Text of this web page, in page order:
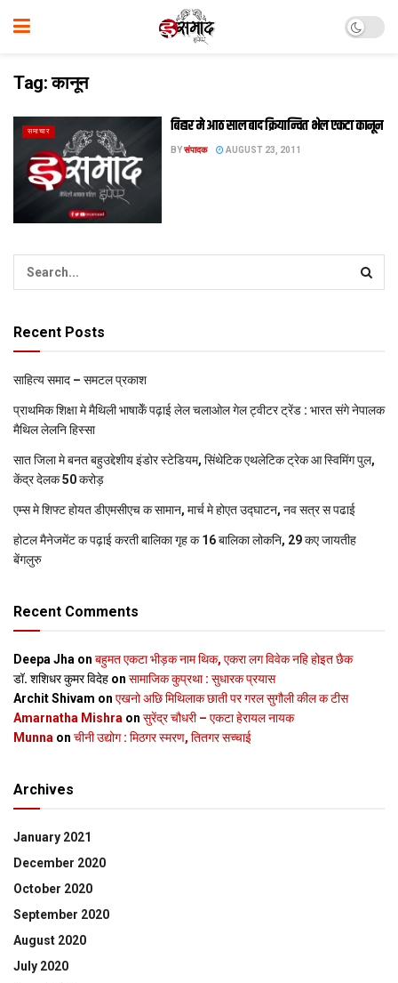
Tag:कानून
समाचार बिहार मे आठ साल बाद क्रियान्वित भेल एकटा कानून
BYसंपादक AUGUST 23, 2011
Recent Posts
साहित्य समाद – समटल प्रकाश
प्राथमिक शि‍क्षा मे मैथि‍ली भाषाकेँ पढ़ाई लेल चलाओल गेल ट्वीटर ट्रेंड : भारत संगे नेपालक
मैथिल लेलनि हिस्सा
सात जिला मे बनत बहुउद्देशीय इंडोर स्‍टेडि‍यम, सिंथेटिक एथलेटिक ट्रेक आ स्विमिंग पुल,
केंद्र देलक 50 करोड़
एम्स मे शिफ्ट होयत डीएमसीएच क सामान, मार्च मे होएत उद्घाटन, नव सत्र स पढाई
होटल मैनेजमेंट क पढ़ाई करती बालिका गृह क 16 बालिका लोकनि, 29 कए जायतीह
बेंगलुरु
Recent Comments
Deepa Jha on बहुमत एकटा भीड़क नाम थिक, एकरा लग विवेक नहि होइत छैक
डॉ. शशिधर कुमर विदेह on सामाजिक कुप्रथा : सुधारक प्रयास
Archit Shivam on एखनो अछि मिथिलाक छाती पर गरल सुगौली कील क टीस
Amarnatha Mishra on सुरेंद्र चौधरी – एकटा हेरायल नायक
Munna on चीनी उद्योग : मिठगर स्‍मरण, तितगर सच्‍चाई
Archives
January 2021
December 2020
October 2020
September 2020
August 2020
July 2020